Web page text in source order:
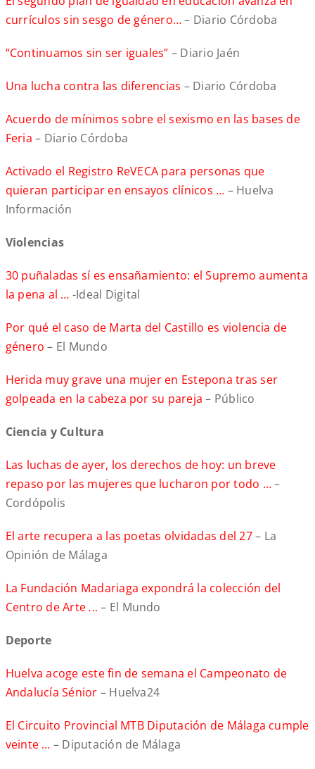
currículos sin sesgo de género…– Diario Córdoba
“Continuamos sin ser iguales” – Diario Jaén
Una lucha contra las diferencias – Diario Córdoba
Acuerdo de mínimos sobre el sexismo en las bases de
Feria – Diario Córdoba
Activado el Registro ReVECA para personas que
quieran participar en ensayos clínicos … – Huelva
Información
Violencias
30 puñaladas sí es ensañamiento: el Supremo aumenta
la pena al … -Ideal Digital
Por qué el caso de Marta del Castillo es violencia de
género – El Mundo
Herida muy grave una mujer en Estepona tras ser
golpeada en la cabeza por su pareja – Público
Ciencia y Cultura
Las luchas de ayer, los derechos de hoy: un breve
repaso por las mujeres que lucharon por todo …–
Cordópolis
El arte recupera a las poetas olvidadas del 27– La
Opinión de Málaga
La Fundación Madariaga expondrá la colección del
Centro de Arte... – El Mundo
Deporte
Huelva acoge este fin de semana el Campeonato de
Andalucía Sénior – Huelva24
El Circuito Provincial MTB Diputación de Málaga cumple
veinte … – Diputación de Málaga